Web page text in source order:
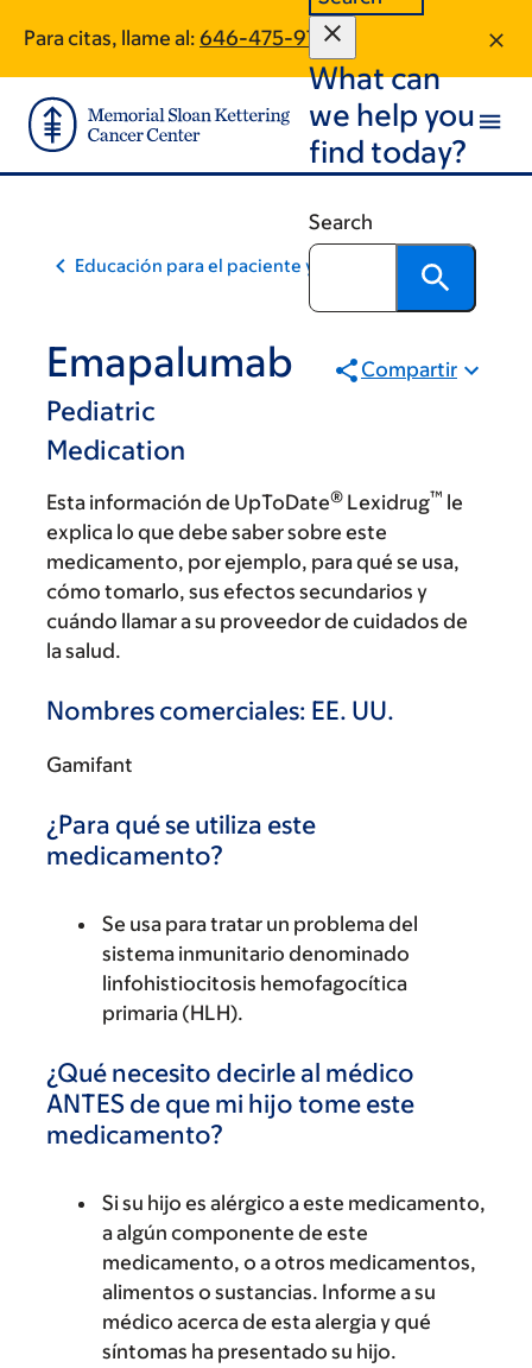
main
content
footer
Para citas, llame al: 646-475-9786
What can
we help you
find today?
Search
Educación para el paciente y la comunidad
Emapalumab
Pediatric
Medication
Compartir
Esta información de UpToDate® Lexidrug™ le
explica lo que debe saber sobre este
medicamento, por ejemplo, para qué se usa,
cómo tomarlo, sus efectos secundarios y
cuándo llamar a su proveedor de cuidados de
la salud.
Nombres comerciales: EE. UU.
Gamifant
¿Para qué se utiliza este
medicamento?
Se usa para tratar un problema del
sistema inmunitario denominado
linfohistiocitosis hemofagocítica
primaria (HLH).
¿Qué necesito decirle al médico
ANTES de que mi hijo tome este
medicamento?
Si su hijo es alérgico a este medicamento,
a algún componente de este
medicamento, o a otros medicamentos,
alimentos o sustancias. Informe a su
médico acerca de esta alergia y qué
síntomas ha presentado su hijo.